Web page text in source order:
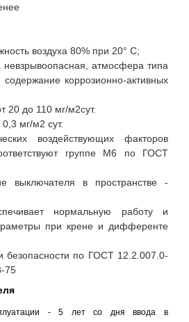
воздуха 80% при 20° С;
атмосфера типа
коррозионно-активных
20 до 110 мг/м2сут.
мг/м2 сут.
воздействующих факторов
группе М6 по ГОСТ
выключателя в пространстве -
нормальную работу и
при крене и дифференте
безопасности по ГОСТ 12.2.007.0-
75
- 5 лет со дня ввода в